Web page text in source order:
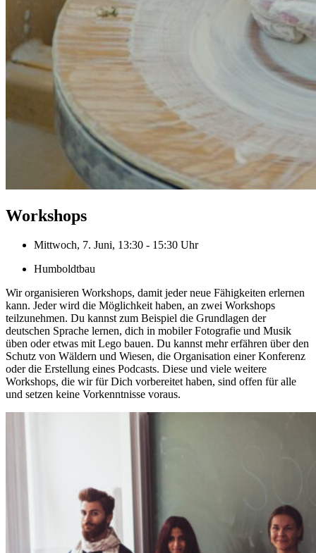
Workshops
Mittwoch, 7. Juni, 13:30 - 15:30 Uhr
Humboldtbau
Wir organisieren Workshops, damit jeder neue Fähigkeiten erlernen
kann. Jeder wird die Möglichkeit haben, an zwei Workshops
teilzunehmen. Du kannst zum Beispiel die Grundlagen der
deutschen Sprache lernen, dich in mobiler Fotografie und Musik
üben oder etwas mit Lego bauen. Du kannst mehr erfähren über den
Schutz von Wäldern und Wiesen, die Organisation einer Konferenz
oder die Erstellung eines Podcasts. Diese und viele weitere
Workshops, die wir für Dich vorbereitet haben, sind offen für alle
und setzen keine Vorkenntnisse voraus.